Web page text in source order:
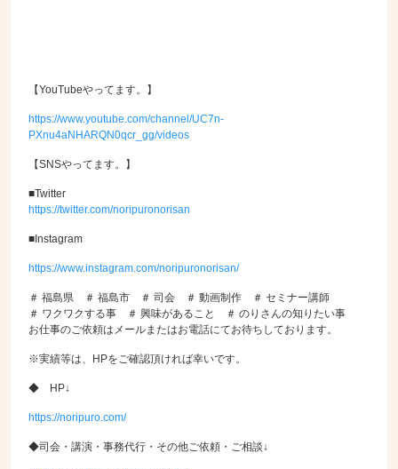
【YouTubeやってます。】
https://www.youtube.com/channel/UC7n-
PXnu4aNHARQN0qcr_gg/videos
【SNSやってます。】
■Twitter
https://twitter.com/noripuronorisan
■Instagram
https://www.instagram.com/noripuronorisan/
＃ 福島県 ＃ 福島市 ＃ 司会 ＃ 動画制作 ＃ セミナー講師
＃ ワクワクする事 ＃ 興味があること ＃ のりさんの知りたい事
お仕事のご依頼はメールまたはお電話にてお待ちしております。
※実績等は、HPをご確認頂ければ幸いです。
◆ HP↓
https://noripuro.com/
◆司会・講演・事務代行・その他ご依頼・ご相談↓